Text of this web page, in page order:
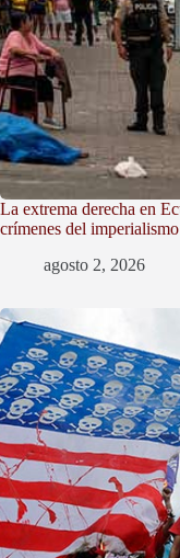
La extrema derecha en
crímenes del
agosto 2, 2026